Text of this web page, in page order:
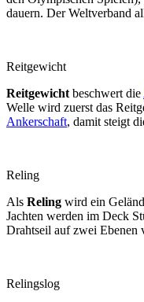
dauern. Der Weltverband
Reitgewicht
Reitgewicht beschwert die
Welle wird zuerst das
Ankerschaft, damit steigt
Reling
Als Reling wird ein
Jachten werden im Deck
Drahtseil auf zwei Ebenen
Relingslog